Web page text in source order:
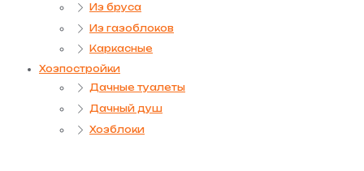
Из бруса
Из газоблоков
Каркасные
Хозпостройки
Дачные туалеты
Дачный душ
Хозблоки